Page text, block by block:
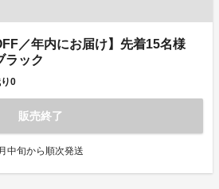
／年内にお届け】先着15名様
ラック
0
販売終了
中旬から順次発送